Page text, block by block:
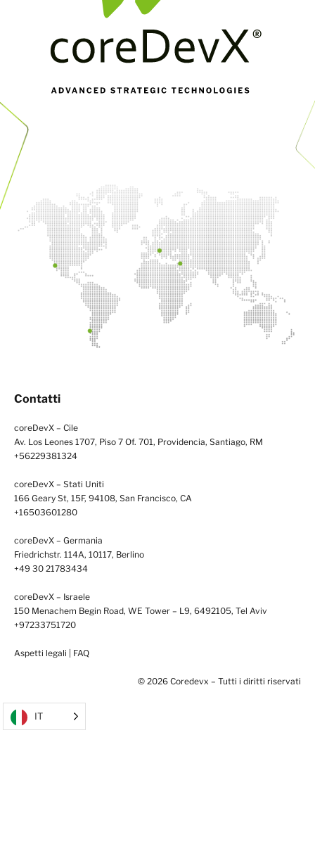
Contatti
coreDevX – Cile
Av. Los Leones 1707, Piso 7 Of. 701, Providencia, Santiago, RM
+56229381324
coreDevX – Stati Uniti
166 Geary St, 15F, 94108, San Francisco, CA
+16503601280
coreDevX – Germania
Friedrichstr. 114A, 10117, Berlino
+49 30 21783434
coreDevX – Israele
150 Menachem Begin Road, WE Tower – L9, 6492105, Tel Aviv
+97233751720
Aspetti legali FAQ
© 2026 Coredevx – Tutti i diritti riservati
IT